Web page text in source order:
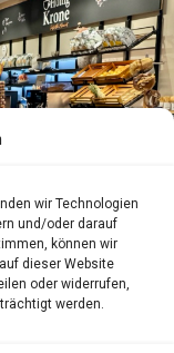
wir Technologien
und/oder darauf
können wir
dieser Website
oder widerrufen,
werden.